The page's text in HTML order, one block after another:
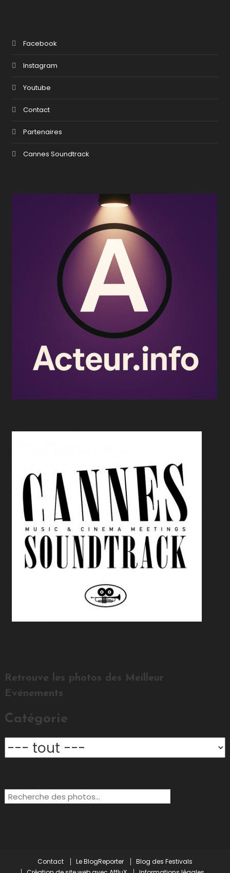
Facebook
Instagram
Youtube
Contact
Partenaires
Cannes Soundtrack
Retrouve les photos des Meilleur
Evénements
Catégorie
Rechercher:
Contact Le BlogReporter
Blog des Festivals